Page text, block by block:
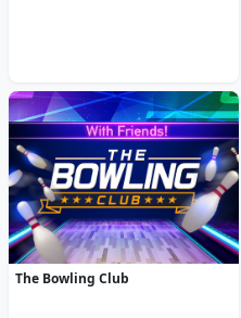
The Bowling Club